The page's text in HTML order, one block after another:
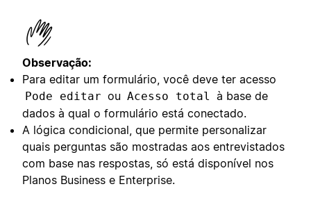
Observação:
Para editar um formulário, você deve ter acesso
Pode editar ou Acesso total
à base de
dados à qual o formulário está conectado.
A lógica condicional, que permite personalizar
quais perguntas são mostradas aos entrevistados
com base nas respostas, só está disponível nos
Planos Business e Enterprise.